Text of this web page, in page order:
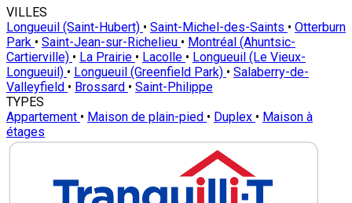
VILLES
Longueuil (Saint-Hubert) • Saint-Michel-des-Saints • Otterburn
Park • Saint-Jean-sur-Richelieu • Montréal (Ahuntsic-
Cartierville) • La Prairie • Lacolle • Longueuil (Le Vieux-
Longueuil) • Longueuil (Greenfield Park) • Salaberry-de-
Valleyfield • Brossard • Saint-Philippe
TYPES
Appartement • Maison de plain-pied • Duplex • Maison à
étages